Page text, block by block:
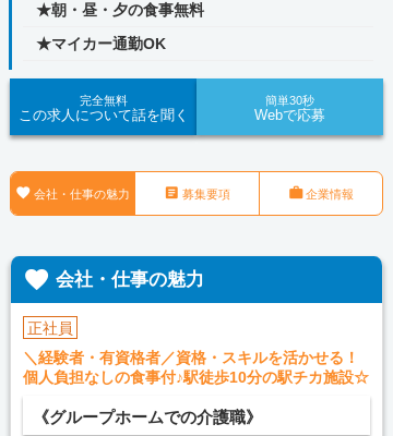
★朝・昼・夕の食事無料
★マイカー通勤OK
完全無料
この求人について話を聞く
簡単30秒
Webで応募
 会社・仕事の魅力  募集要項 企業情報
 会社・仕事の魅力
正社員
＼経験者・有資格者／資格・スキルを活かせる！
個人負担なしの食事付♪駅徒歩10分の駅チカ施設☆
《グループホームでの介護職》